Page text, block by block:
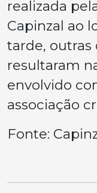
realizada
Capinzal ao
tarde, outras
resultaram
envolvido
associação
Fonte: